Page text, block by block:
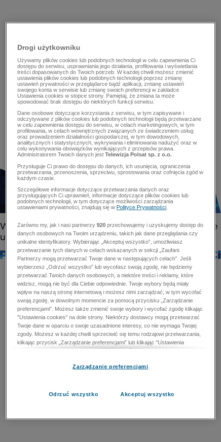
Drogi użytkowniku
Używamy plików cookies lub podobnych technologii w celu zapewnienia Ci
dostępu do serwisu, usprawniania jego działania, profilowania i wyświetlania
treści dopasowanych do Twoich potrzeb. W każdej chwili możesz zmienić
ustawienia plików cookies lub podobnych technologii poprzez zmianę
ustawień prywatności w przeglądarce bądź aplikacji, zmianę ustawień
swojego konta w serwisie lub zmianę swoich preferencji w zakładce
Ustawienia cookies w stopce strony. Pamiętaj, że zmiana ta może
spowodować brak dostępu do niektórych funkcji serwisu.
Dane osobowe dotyczące korzystania z serwisu, w tym zapisywane i
odczytywane z plików cookies lub podobnych technologii będą przetwarzane
w celu zapewnienia dostępu do serwisu, w celach marketingowych, w tym
profilowania, w celach wewnętrznych związanych ze świadczeniem usług
oraz prowadzeniem działalności gospodarczej, w tym dowodowych,
analitycznych i statystycznych, wykrywania i eliminowania nadużyć oraz w
celu wykonywania obowiązków wynikających z przepisów prawa.
Administratorem Twoich danych jestTelewizja Polsat sp. z o.o.
Przysługuje Ci prawo do dostępu do danych, ich usunięcia, ograniczenia
przetwarzania, przenoszenia, sprzeciwu, sprostowania oraz cofnięcia zgód w
każdym czasie.
Szczegółowe informacje dotyczące przetwarzania danych oraz
przysługujących Ci uprawnień, informacje dotyczące plików cookies lub
podobnych technologii, w tym dotyczące możliwości zarządzania
ustawieniami prywatności, znajdują się wPolityce Prywatności
Zarówno my, jak i nasi partnerzy920 przechowujemy i uzyskujemy dostęp do
danych osobowych na Twoim urządzeniu, takich jak dane przeglądania czy
unikalne identyfikatory. Wybierając „Akceptuj wszystko”, umożliwiasz
przetwarzanie tych danych w celach wskazanych w sekcji „Zaufani
Partnerzy mogą przetwarzać Twoje dane w następujących celach”. Jeśli
wybierzesz „Odrzuć wszystko” lub wycofasz swoją zgodę, nie będziemy
przetwarzać Twoich danych osobowych, a niektóre treści i reklamy, które
widzisz, mogą nie być dla Ciebie odpowiednie. Twoje wybory będą miały
wpływ na naszą stronę internetową i możesz nimi zarządzać, w tym wycofać
swoją zgodę, w dowolnym momencie za pomocą przycisku „Zarządzanie
preferencjami”. Możesz także zmienić swoje wybory i wycofać zgodę klikając
"Ustawienia cookies" na dole strony. Niektórzy dostawcy mogą przetwarzać
Twoje dane w oparciu o swoje uzasadnione interesy, co nie wymaga Twojej
zgody. Możesz w każdej chwili sprzeciwić się temu rodzajowi przetwarzania,
klikając przycisk „Zarządzanie preferencjami” lub klikając "Ustawienia
cookies" na dole strony. Nie możesz sprzeciwić się przetwarzaniu przez
zapobiegania oszustwom i naprawiania błędów, a w tym celu mogą zostać
przetwarzaniu danych osobowych w celu dostarczania i prezentacji reklam i
Zarządzanie preferencjami
Odrzuć wszystko Akceptuj wszystko